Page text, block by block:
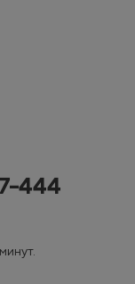
444